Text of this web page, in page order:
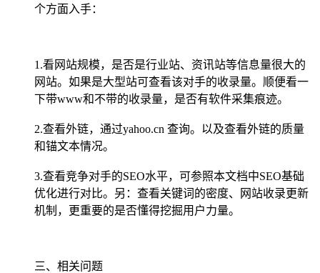
个方面入手：
1.看网站规模，是否是行业站、资讯站等信息量很大的
网站。如果是大型站可查看该对手的收录量。顺便看一
下带www和不带的收录量，是否有软件采集痕迹。
2.查看外链，通过yahoo.cn 查询。以及查看外链的质量
和锚文本情况。
3.查看竞争对手的SEO水平，可参照本文档中SEO基础
优化进行对比。另：查看关键词的密度、网站收录更新
机制，更重要的是否懂得挖掘用户力量。
三、相关问题